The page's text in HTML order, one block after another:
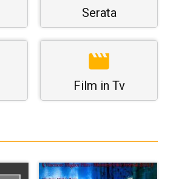
Serata
Film in Tv